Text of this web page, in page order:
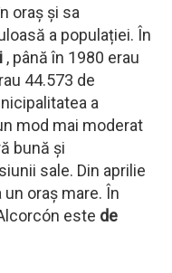
oraș și sa
a populației. În
, până în 1980 erau
44.573 de
a
mod mai moderat
bună și
sale. Din aprilie
oraș mare. În
este de